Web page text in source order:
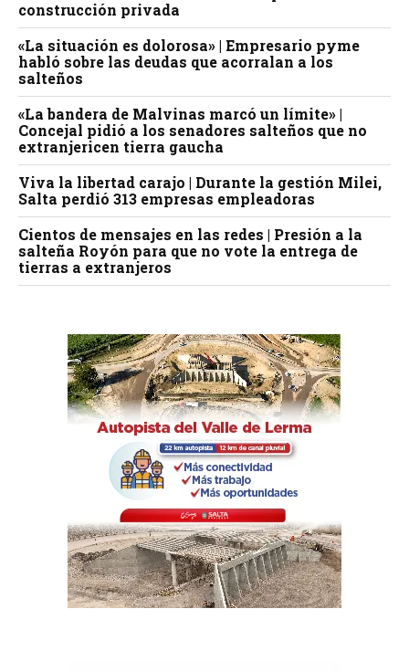
construcción privada
«La situación es dolorosa» | Empresario pyme
habló sobre las deudas que acorralan a los
salteños
«La bandera de Malvinas marcó un límite» |
Concejal pidió a los senadores salteños que no
extranjericen tierra gaucha
Viva la libertad carajo | Durante la gestión Milei,
Salta perdió 313 empresas empleadoras
Cientos de mensajes en las redes | Presión a la
salteña Royón para que no vote la entrega de
tierras a extranjeros